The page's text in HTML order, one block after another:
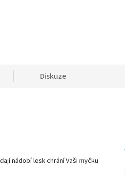
Diskuze
nádobí lesk chrání Vaši myčku